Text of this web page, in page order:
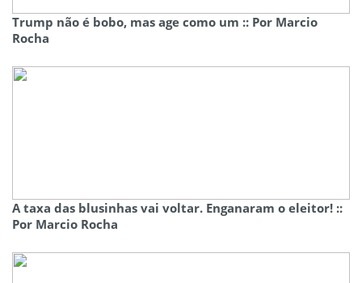
Trump não é bobo, mas age como um :: Por Marcio
Rocha
A taxa das blusinhas vai voltar. Enganaram o eleitor! ::
Por Marcio Rocha